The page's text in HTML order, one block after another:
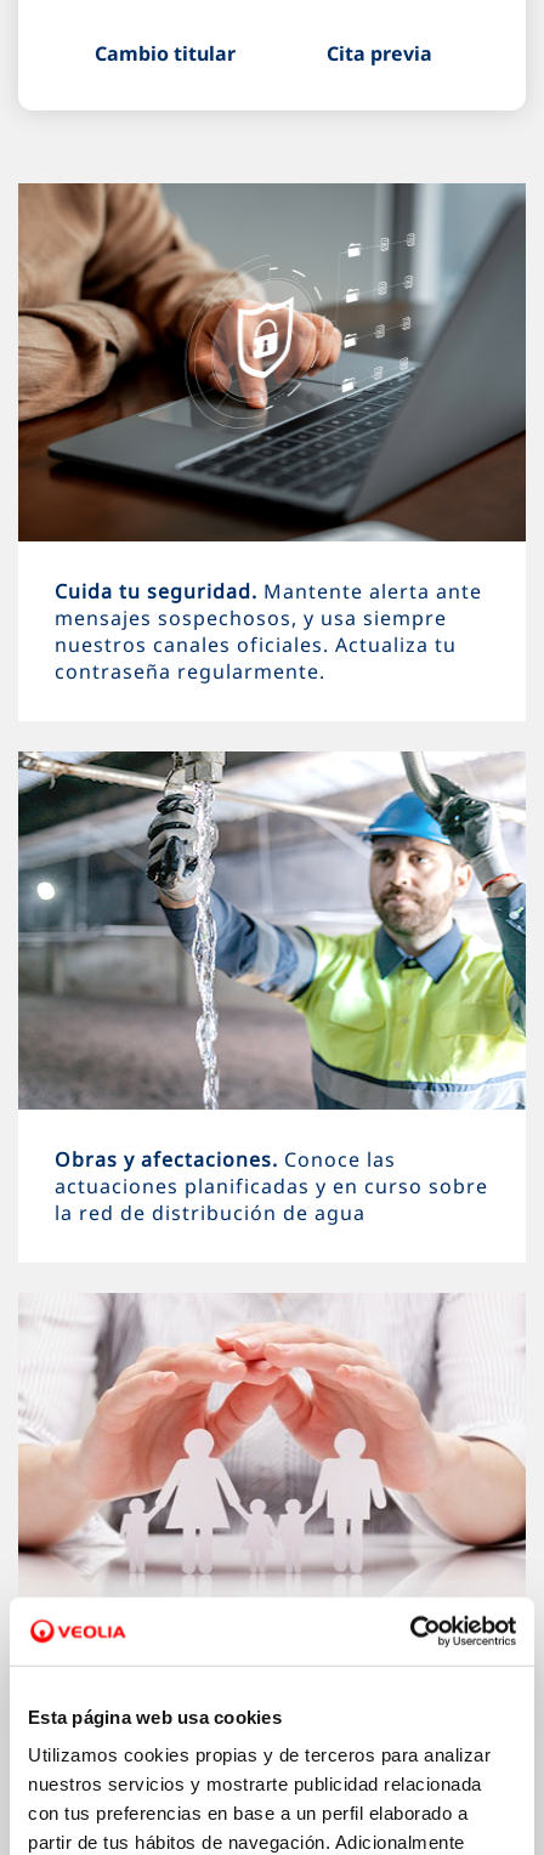
Esta página web usa cookies
Utilizamos cookies propias y de terceros para analizar
nuestros servicios y mostrarte publicidad relacionada
con tus preferencias en base a un perfil elaborado a
partir de tus hábitos de navegación. Adicionalmente
Cambio titular Cita previa
Cuida tu seguridad. Mantente alerta ante
mensajes sospechosos, y usa siempre
nuestros canales oficiales. Actualiza tu
contraseña regularmente.
Obras y afectaciones. Conoce las
actuaciones planificadas y en curso sobre
la red de distribución de agua
para ayudar a las familias a pagar el
recibo del agua